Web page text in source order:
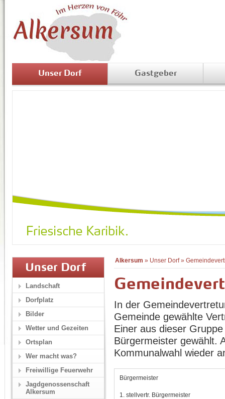
Unser Dorf Gastgeber
Alkersum » Unser Dorf»
In der
Gemeinde gewählte
Einer aus dieser
Bürgermeister gewählt.
Kommunalwahl wieder
Bürgermeister
1. stellvertr. Bürgermeister
Unser Dorf
Landschaft
Dorfplatz
Bilder
Wetter und Gezeiten
Ortsplan
Wer macht was?
Freiwillige Feuerwehr
Jagdgenossenschaft
Alkersum